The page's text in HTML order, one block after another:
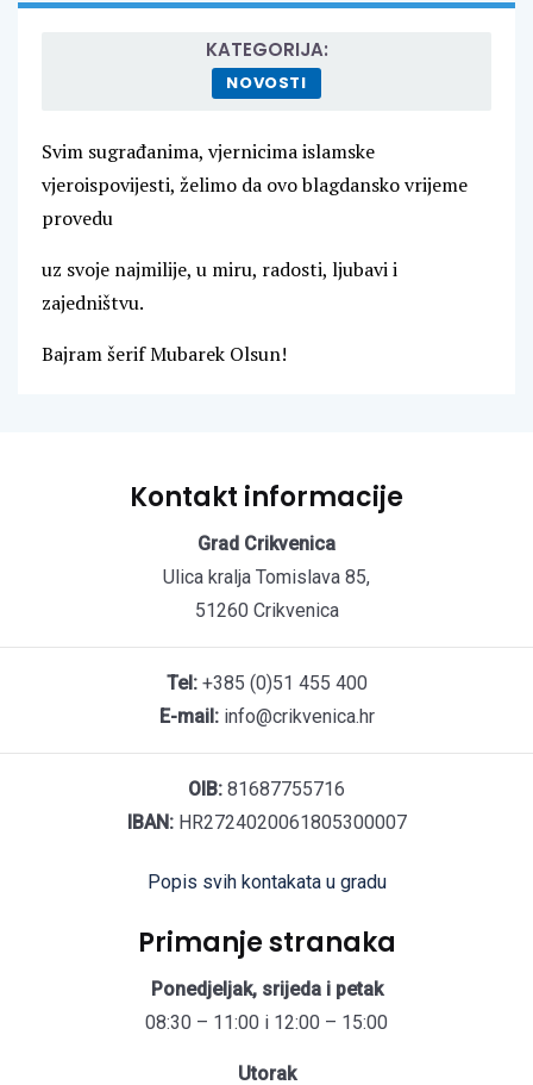
KATEGORIJA:
NOVOSTI
Svim sugrađanima, vjernicima islamske
vjeroispovijesti, želimo da ovo blagdansko vrijeme
provedu
uz svoje najmilije, u miru, radosti, ljubavi i
zajedništvu.
Bajram šerif Mubarek Olsun!
Kontakt informacije
Grad Crikvenica
Ulica kralja Tomislava 85,
51260 Crikvenica
Tel:+385 (0)51 455 400
E-mail:info@crikvenica.hr
OIB: 81687755716
IBAN:HR2724020061805300007
Popis svih kontakata u gradu
Primanje stranaka
Ponedjeljak, srijeda i petak
08:30 – 11:00 i 12:00 – 15:00
Utorak